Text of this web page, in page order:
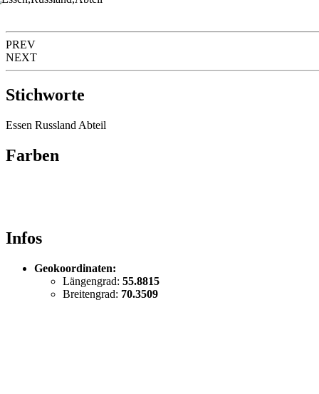
PREV
NEXT
Stichworte
Essen Russland Abteil
Farben
Infos
Geokoordinaten:
Längengrad: 55.8815
Breitengrad: 70.3509